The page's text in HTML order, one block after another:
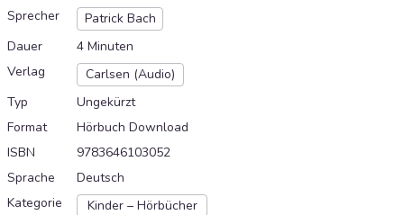
Sprecher
Patrick Bach
Dauer
4 Minuten
Verlag
Carlsen (Audio)
Typ
Ungekürzt
Format
Hörbuch Download
ISBN
9783646103052
Sprache
Deutsch
Kategorie
Kinder – Hörbücher